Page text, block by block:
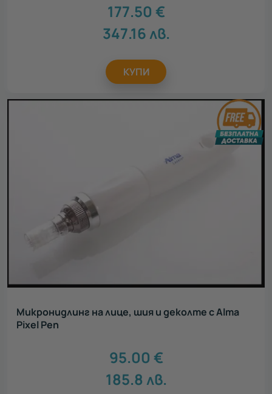
177.50 €
347.16лв.
КУПИ
Микронидлинг на лице, шия и деколте с Alma
Pixel Pen
95.00 €
185.8 лв.